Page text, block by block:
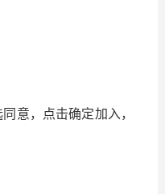
意，点击确定加入，